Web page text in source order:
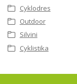
Cyklodres
Outdoor
Silvini
Cyklistika